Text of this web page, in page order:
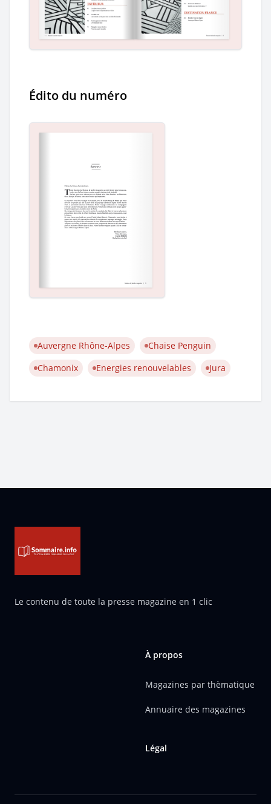
Édito du numéro
Auvergne Rhône-Alpes
Chaise Penguin
Chamonix
Energies renouvelables Jura
Le contenu de toute la presse magazine en 1 clic
À propos
Magazines par thèmatique
Annuaire des magazines
Légal